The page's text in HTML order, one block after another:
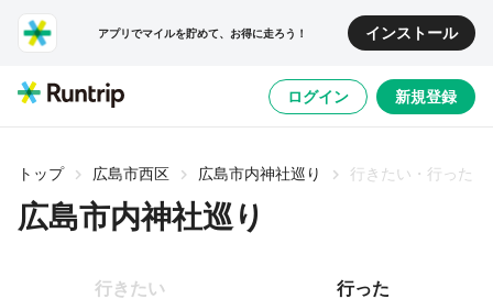
アプリでマイルを貯めて、お得に走ろう！ インストール
ログイン 新規登録
トップ 広島市西区 広島市内神社巡り 行きたい・行った
広島市内神社巡り
行きたい 行った